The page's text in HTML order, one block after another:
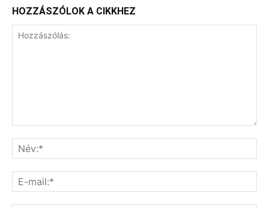
HOZZÁSZÓLOK A CIKKHEZ